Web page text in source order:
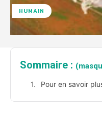
HUMAIN
Sommaire :
Pour en savoir